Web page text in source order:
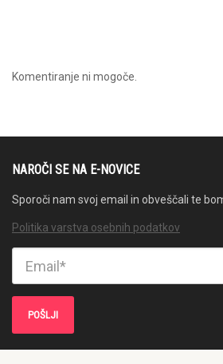
Komentiranje ni mogoče.
NAROČI SE NA E-NOVICE
Sporoči nam svoj email in obveščali te
Politika varstva osebnih podatkov